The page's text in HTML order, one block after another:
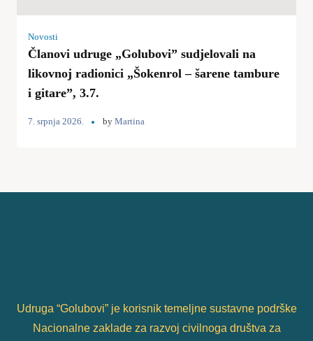
Novosti
Članovi udruge „Golubovi” sudjelovali na
likovnoj radionici „Šokenrol – šarene tambure
i gitare”, 3.7.
7. srpnja 2026. by Martina
Udruga “Golubovi” je korisnik temeljne sustavne podrške
Nacionalne zaklade za razvoj civilnoga društva za